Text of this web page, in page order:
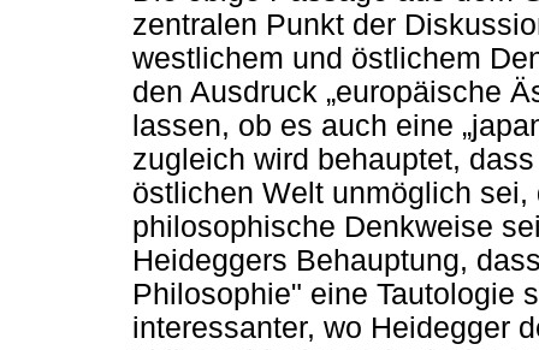
zentralen Punkt der
westlichem und östlichem
den Ausdruck „europäische
lassen, ob es auch eine
zugleich wird behauptet,
östlichen Welt unmöglich
philosophische Denkweise
Heideggers Behauptung,
Philosophie" eine Tautologie
interessanter, wo Heidegger